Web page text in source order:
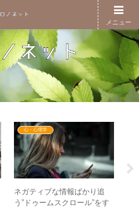
心・心理学
ネガティブな情報ばかり追
う”ドゥームスクロール”をす
メニュー